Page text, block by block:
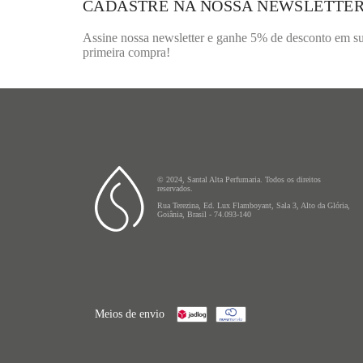
CADASTRE NA NOSSA NEWSLETTER
Assine nossa newsletter e ganhe 5% de desconto em
primeira compra!
© 2024, Santal Alta Perfumaria. Todos os direitos
reservados.
Rua Terezina, Ed. Lux Flamboyant, Sala 3, Alto da Glória,
Goiânia, Brasil - 74.093-140
Meios de envio